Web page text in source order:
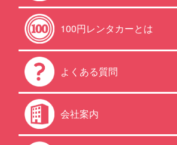
100円レンタカーとは
よくある質問
会社案内